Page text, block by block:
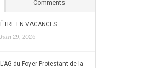
Comments
ÊTRE EN VACANCES
Juin 29, 2026
L’AG du Foyer Protestant de la